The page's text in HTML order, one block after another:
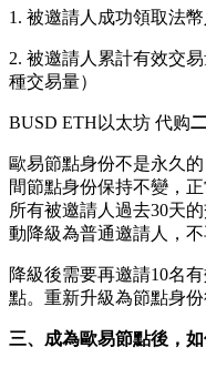
1. 被邀請人成功領取法
2. 被邀請人累計有效交
種交易量）
BUSD ETH以太坊 代购
歐易節點身份不是永久
間節點身份保持不變，
所有被邀請人過去30天
動降級為普通邀請人，不
降級後需要再邀請10名
點。重新升級為節點身
三、成為歐易節點後，